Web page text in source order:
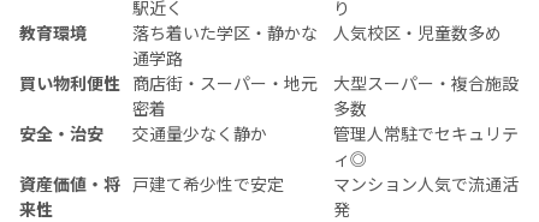
駅近く
り
教育環境
落ち着いた学区・静かな
通学路
人気校区・児童数多め
買い物利便性 商店街・スーパー・地元
密着
大型スーパー・複合施設
多数
安全・治安
交通量少なく静か
管理人常駐でセキュリテ
ィ◎
資産価値・将
来性
戸建て希少性で安定
マンション人気で流通活
発